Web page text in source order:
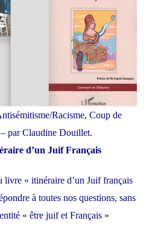
Racisme, Coup de
– parClaudine Douillet.
d’un Juif Français
livre « itinéraire d’un Juif français
à toutes nos questions, sans
« être juif et Français »